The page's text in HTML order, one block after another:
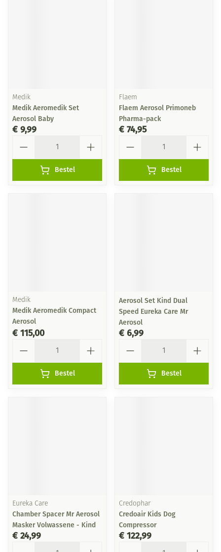
Medik
Medik Aeromedik Set
Aerosol Baby
€ 9,99
Bestel
Flaem
Flaem Aerosol Primoneb
Pharma-pack
€ 74,95
Bestel
Medik
Medik Aeromedik Compact
Aerosol
€ 115,00
Bestel
Aerosol Set Kind Dual
Speed Eureka Care Mr
Aerosol
€ 6,99
Bestel
Eureka Care
Chamber Spacer Mr Aerosol
Masker Volwassene - Kind
€ 24,99
Credophar
Credoair Kids Dog
Compressor
€ 122,99